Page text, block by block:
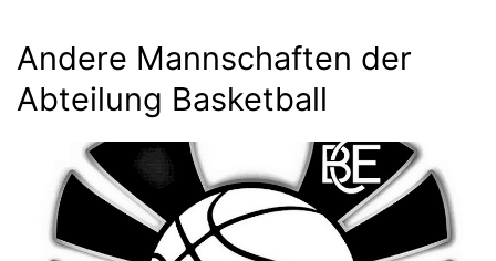
Andere Mannschaften der
Abteilung Basketball